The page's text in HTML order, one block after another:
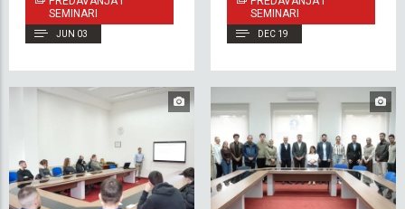
predavanjem o
prevođenju i
SEMINARI
JUN 03
Hercegovine
SEMINARI
DEC 19